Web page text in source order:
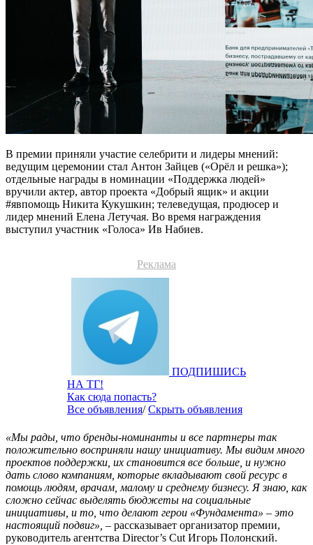
В премии приняли участие селебрити и лидеры мнений:
ведущим церемонии стал Антон Зайцев («Орёл и решка»);
отдельные награды в номинации «Поддержка людей»
вручили актер, автор проекта «Добрый ящик» и акции
#явпомощь Никита Кукушкин; телеведущая, продюсер и
лидер мнений Елена Летучая. Во время награждения
выступил участник «Голоса» Ив Набиев.
Реклама
ПОДПИШИСЬ
НА ТГ!
Как сюда попасть?
Все объявления/Скрыть объявления
«Мы рады, что бренды-номинанты и все партнеры так
положительно восприняли нашу инициативу. Мы видим много
проектов поддержки, их становится все больше, и нужно
дать слово компаниям, которые вкладывают свой ресурс в
помощь людям, врачам, малому и среднему бизнесу. Я знаю, как
сложно сейчас выделять бюджеты на социальные
инициативы, и то, что делают герои «Фундамента» – это
настоящий подвиг», – рассказывает организатор премии,
руководитель агентства Director’s Cut Игорь Полонский.